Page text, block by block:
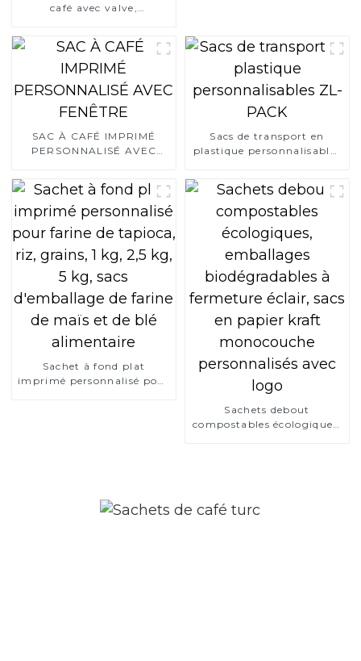
café avec valve,
l'environnement, 250 g,
500 g, 1 kg, sachets à
soufflet latéral
SAC À CAFÉ IMPRIMÉ
PERSONNALISÉ AVEC
Sacs de transport en
plastique personnalisables
Sachet à fond plat
imprimé personnalisé pour
Sachets debout
compostables écologiques,